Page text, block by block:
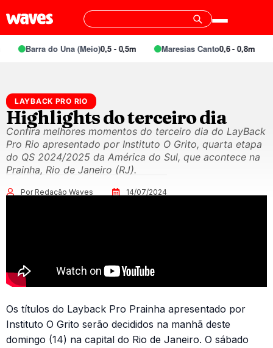
Barra do Una (Meio)0,5 - 0,5m Maresias Canto0,6 - 0,8m
LAYBACK PRO RIO
Highlights do terceiro dia
Confira melhores momentos do terceiro dia do LayBack
Pro Rio apresentado por Instituto O Grito, quarta etapa
do QS 2024/2025 da América do Sul, que acontece na
Prainha, Rio de Janeiro (RJ).
Por Redação Waves 14/07/2024
Os títulos do Layback Pro Prainha apresentado por
Instituto O Grito serão decididos na manhã deste
domingo (14) na capital do Rio de Janeiro. O sábado